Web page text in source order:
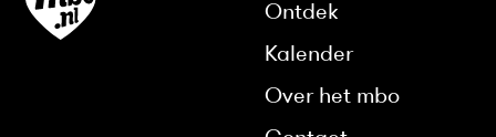
Ontdek
Kalender
Over het mbo